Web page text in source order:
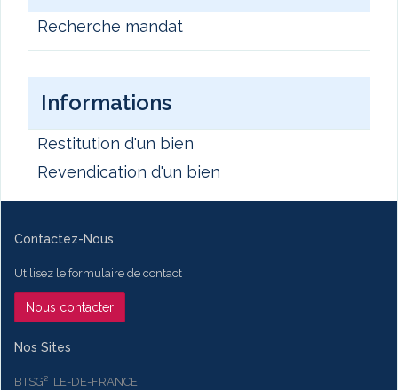
Recherche mandat
Informations
Restitution d'un bien
Revendication d'un bien
Contactez-Nous
Utilisez le formulaire de contact
Nous contacter
Nos Sites
BTSG² ILE-DE-FRANCE